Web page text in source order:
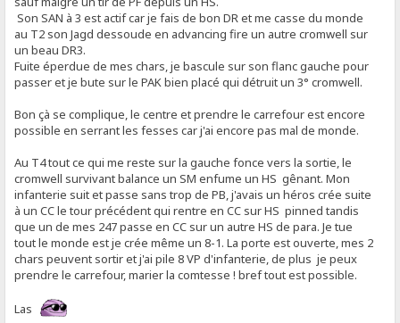
Son SAN à 3 est actif car je fais de bon DR et me casse du monde
au T2 son Jagd dessoude en advancing fire un autre cromwell sur
un beau DR3.
Fuite éperdue de mes chars, je bascule sur son flanc gauche pour
passer et je bute sur le PAK bien placé qui détruit un 3° cromwell.
Bon çà se complique, le centre et prendre le carrefour est encore
possible en serrant les fesses car j'ai encore pas mal de monde.
Au T4 tout ce qui me reste sur la gauche fonce vers la sortie, le
cromwell survivant balance un SM enfume un HS gênant. Mon
infanterie suit et passe sans trop de PB, j'avais un héros crée suite
à un CC le tour précédent qui rentre en CC sur HS pinned tandis
que un de mes 247 passe en CC sur un autre HS de para. Je tue
tout le monde est je crée même un 8-1. La porte est ouverte, mes 2
chars peuvent sortir et j'ai pile 8 VP d'infanterie, de plus je peux
prendre le carrefour, marier la comtesse ! bref tout est possible.
Las